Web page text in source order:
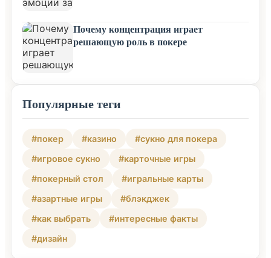
Почему концентрация играет
решающую роль в покере
Популярные теги
#покер #казино
#сукно для покера
#игровое сукно
#карточные игры
#покерный стол
#игральные карты
#азартные игры
#блэкджек
#как выбрать
#интересные факты
#дизайн